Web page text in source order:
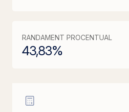
RANDAMENT PROCENTUAL
43,83%